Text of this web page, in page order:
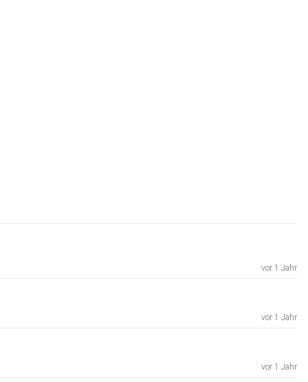
vor 1 Jahr
vor 1 Jahr
vor 1 Jahr